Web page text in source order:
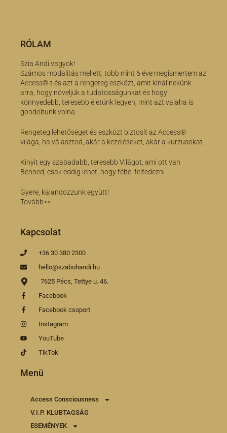
RÓLAM
Szia Andi vagyok!
Számos modalitás mellett, több mint 6 éve megismertem az
Access®-t és azt a rengeteg eszközt, amit kínál nekünk
arra, hogy növeljük a tudatosságunkat és hogy
könnyedebb, teresebb életünk legyen, mint azt valaha is
gondoltunk volna.
Rengeteg lehetőséget és eszközt biztosít az Access®
világa, ha választod, akár a kezeléseket, akár a kurzusokat.
Kinyit egy szabadabb, teresebb Világot, ami ott van
Benned, csak eddig lehet, hogy féltél felfedezni
Gyere, kalandozzunk együtt!
Tovább>>
Kapcsolat
+36 30 380 2300
hello@szabohandi.hu
7625 Pécs, Tettye u. 46.
Facebook
Facebook csoport
Instagram
YouTube
TikTok
Menü
Access Consciousness
V.I.P. KLUBTAGSÁG
ESEMÉNYEK